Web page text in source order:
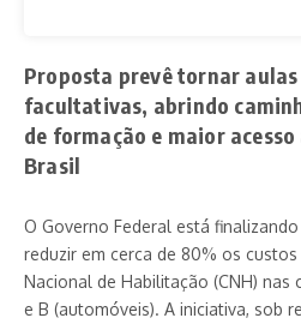
Proposta prevê tornar
facultativas, abrindo
de formação e maior
Brasil
O Governo Federal está
reduzir em cerca de 80% os
Nacional de Habilitação (CNH)
e B (automóveis). A iniciativa, sob